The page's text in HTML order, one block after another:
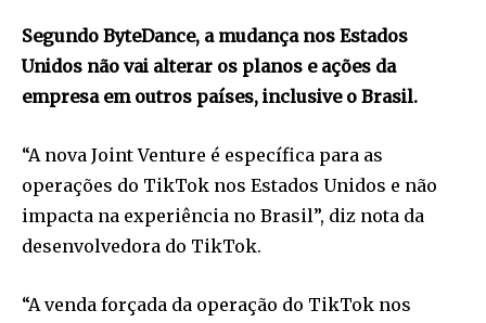
Segundo ByteDance, a mudança nos Estados
Unidos não vai alterar os planos e ações da
empresa em outros países, inclusive o Brasil.
“A nova Joint Venture é específica para as
operações do TikTok nos Estados Unidos e não
impacta na experiência no Brasil”, diz nota da
desenvolvedora do TikTok.
“A venda forçada da operação do TikTok nos